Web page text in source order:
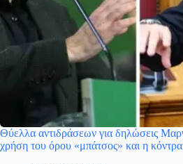
Θύελλα αντιδράσεων για δηλώσεις
χρήση του όρου «μπάτσος» και η